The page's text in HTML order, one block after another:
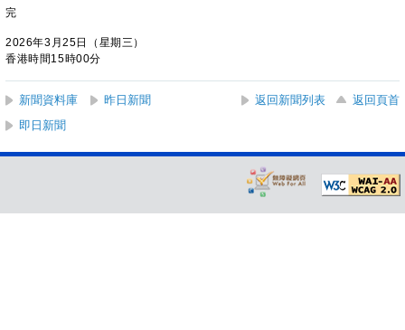
完
2026年3月25日（星期三）
香港時間15時00分
新聞資料庫 昨日新聞 返回新聞列表
返回頁首
即日新聞